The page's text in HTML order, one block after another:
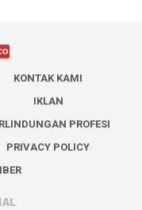
KONTAK KAMI
IKLAN
PROFESI
PRIVACY POLICY